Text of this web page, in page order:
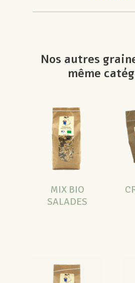
Nos autres
même
MIX BIO
SALADES